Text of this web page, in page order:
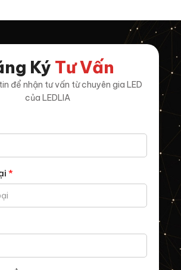
Ký Tư Vấn
để nhận tư vấn từ chuyên gia LED
của LEDLIA
*